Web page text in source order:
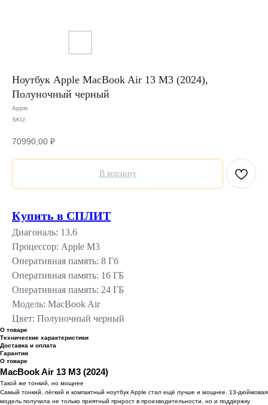
Ноутбук Apple MacBook Air 13 M3 (2024),
Полуночный черный
Apple
SKU:
70990,00 ₽
В корзину
Купить в СПЛИТ
Диагональ: 13.6
Процессор: Apple M3
Оперативная память: 8 Гб
Оперативная память: 16 ГБ
Оперативная память: 24 ГБ
Модель: MacBook Air
Цвет: Полуночный черный
О товаре
Технические характеристики
Доставка и оплата
Гарантии
О товаре
MacBook Air 13 M3 (2024)
Такой же тонкий, но мощнее
Самый тонкий, лёгкий и компактный ноутбук Apple cтал ещё лучше и мощнее. 13-дюймовая
модель получила не только приятный прирост в производительности, но и поддержку